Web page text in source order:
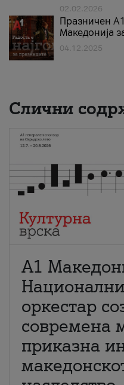
02.02.2026
Празничен
Македонија
04.12.2025
Слични
А1
оркестар
современа
приказна